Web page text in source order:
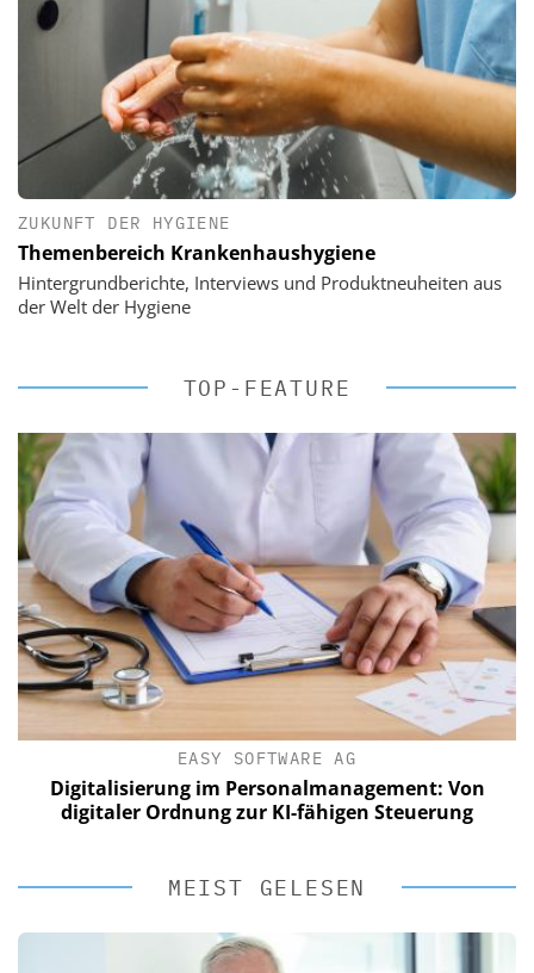
ZUKUNFT DER HYGIENE
Themenbereich Krankenhaushygiene
Hintergrundberichte, Interviews und Produktneuheiten aus
der Welt der Hygiene
TOP-FEATURE
EASY SOFTWARE AG
Digitalisierung im Personalmanagement: Von
digitaler Ordnung zur KI-fähigen Steuerung
MEIST GELESEN